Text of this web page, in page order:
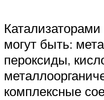
могут быть:
пероксиды,
комплексные